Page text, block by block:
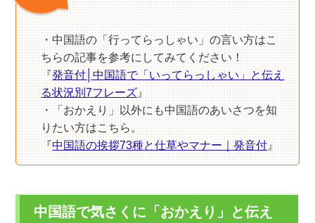
中国語の「行ってらっしゃい」の言い方はこ
ちらの記事を参考にしてみてください！
『発音付│中国語で「いってらっしゃい」と伝え
る状況別7フレーズ』
「おかえり」以外にも中国語のあいさつを知
りたい方はこちら。
『中国語の挨拶73種と仕草やマナー｜発音付』
中国語で気さくに「おかえり」と伝え